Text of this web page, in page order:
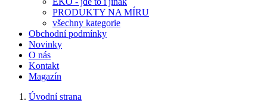
PRODUKTY NA MÍRU
všechny kategorie
Obchodní podmínky
Novinky
O nás
Kontakt
Magazín
Úvodní strana